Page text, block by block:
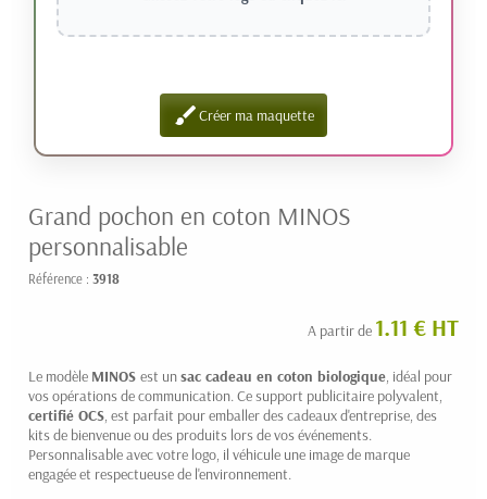
brushCréer ma maquette
Grand pochon en coton MINOS
personnalisable
Référence : 3918
A partir de 1.11 € HT
Le modèle MINOS est unsac cadeau en coton biologique , idéal pour
vos opérations de communication. Ce support publicitaire polyvalent,
certifié OCS , est parfait pour emballer des cadeaux d'entreprise, des
kits de bienvenue ou des produits lors de vos événements.
Personnalisable avec votre logo, il véhicule une image de marque
engagée et respectueuse de l'environnement.